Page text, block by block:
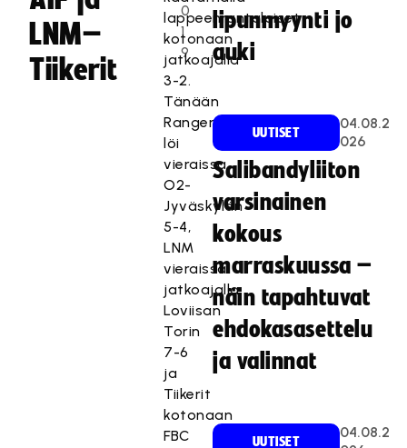
LNM–
Tiikerit
0
1
9
lappeenrantalaiset
kotonaan
jatkoajalla
3-2.
Tänään
Rangers
löi
vieraissa
O2-
Jyväskylän
5-4,
LNM
vieraissa
jatkoajalla
Loviisan
Torin
7-6
ja
Tiikerit
kotonaan
FBC
lipunmyynti jo
auki
UUTISET
04.08.2
026
Salibandyliiton
varsinainen
kokous
marraskuussa –
näin tapahtuvat
ehdokasasettelu
ja valinnat
UUTISET
04.08.2